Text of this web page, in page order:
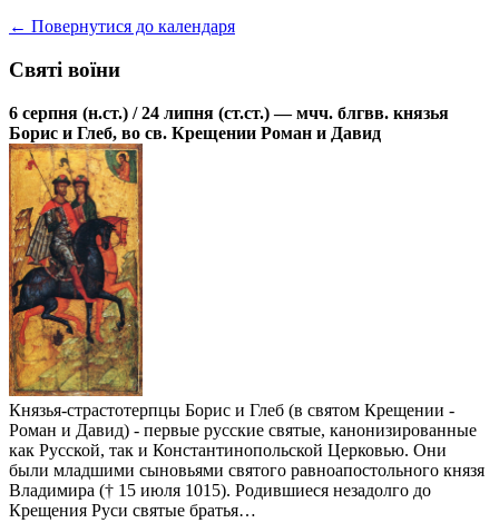
← Повернутися до календаря
Святі воїни
6 серпня (н.ст.) / 24 липня (ст.ст.) — мчч. блгвв. князья
Борис и Глеб, во св. Крещении Роман и Давид
Князья-страстотерпцы Борис и Глеб (в святом Крещении -
Роман и Давид) - первые русские святые, канонизированные
как Русской, так и Константинопольской Церковью. Они
были младшими сыновьями святого равноапостольного князя
Владимира († 15 июля 1015). Родившиеся незадолго до
Крещения Руси святые братья…